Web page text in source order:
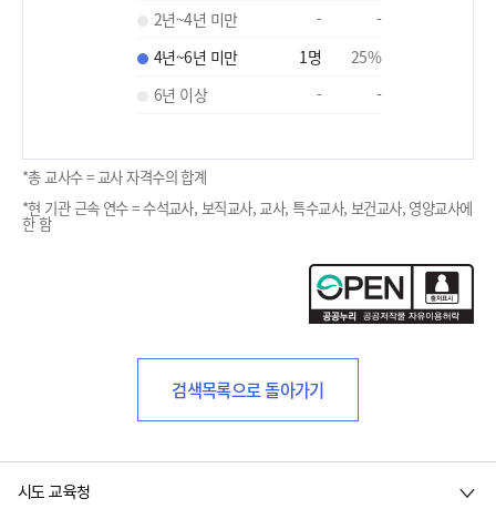
2년~4년 미만
-
-
4년~6년 미만
1명 25%
6년 이상
- -
*총 교사수 = 교사 자격수의 합계
*현 기관 근속 연수 = 수석교사, 보직교사, 교사, 특수교사, 보건교사, 영양교사에
한 함
검색목록으로 돌아가기
시도 교육청